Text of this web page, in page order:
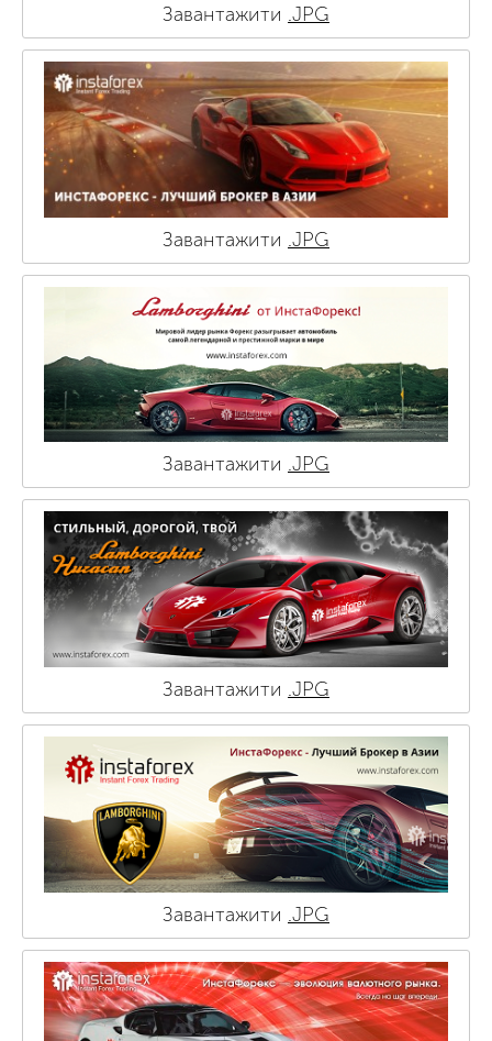
Завантажити .JPG
Завантажити .JPG
Завантажити .JPG
Завантажити .JPG
Завантажити .JPG